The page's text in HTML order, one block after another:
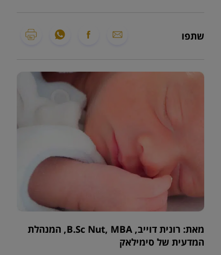
שתפו
מאת: רונית דוייב, B.Sc Nut, MBA, המנהלת
המדעית של סימילאק